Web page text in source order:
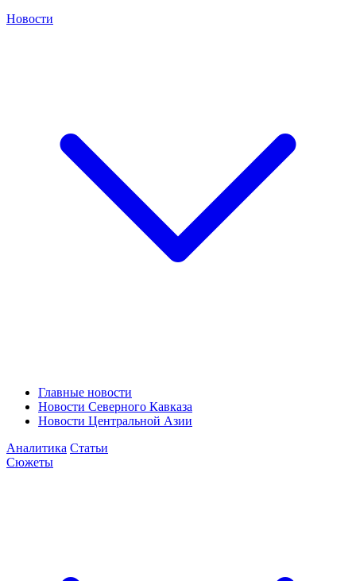
Новости
Главные новости
Новости Северного Кавказа
Новости Центральной Азии
Аналитика Статьи
Сюжеты